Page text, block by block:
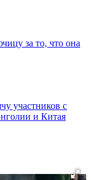
за то, что она
участников с
и Китая